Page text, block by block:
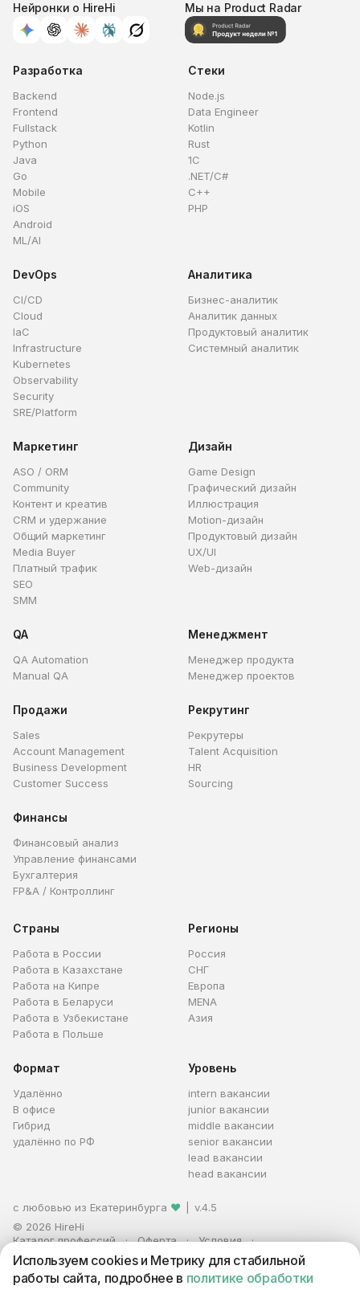
Нейронки о HireHi Мы на Product Radar
Разработка
Backend
Frontend
Fullstack
Python
Java
Go
Mobile
iOS
Android
ML/AI
Стеки
Node.js
Data Engineer
Kotlin
Rust
1C
.NET/C#
C++
PHP
DevOps
CI/CD
Cloud
IaC
Infrastructure
Kubernetes
Observability
Security
SRE/Platform
Аналитика
Бизнес-аналитик
Аналитик данных
Продуктовый аналитик
Системный аналитик
Маркетинг
ASO / ORM
Community
Контент и креатив
CRM и удержание
Общий маркетинг
Media Buyer
Платный трафик
SEO
SMM
Дизайн
Game Design
Графический дизайн
Иллюстрация
Motion-дизайн
Продуктовый дизайн
UX/UI
Web-дизайн
QA
QA Automation
Manual QA
Менеджмент
Менеджер продукта
Менеджер проектов
Продажи
Sales
Account Management
Business Development
Customer Success
Рекрутинг
Рекрутеры
Talent Acquisition
HR
Sourcing
Финансы
Финансовый анализ
Управление финансами
Бухгалтерия
FP&A / Контроллинг
Страны
Работа в России
Работа в Казахстане
Работа на Кипре
Работа в Беларуси
Работа в Узбекистане
Работа в Польше
Регионы
Россия
СНГ
Европа
MENA
Азия
Формат
Удалённо
В офисе
Гибрид
удалённо по РФ
Уровень
intern вакансии
junior вакансии
middle вакансии
senior вакансии
lead вакансии
head вакансии
с любовью из Екатеринбурга ❤
v.4.5
© 2026 HireHi
Каталог профессий
Оферта
Условия
Персональные данные
Реклама
ИП Захаров Антон Алексеевич · ИНН 663005711880 · ОГРНИП
321665800059102
Используем cookies и Метрику для стабильной
работы сайта, подробнее в политике обработки